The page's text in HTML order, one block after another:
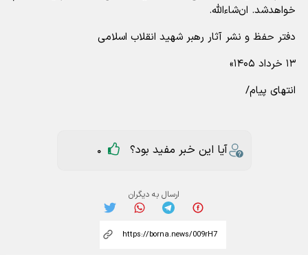
خواهدشد. ان‌شاء‌الله.
دفتر حفظ و نشر آثار رهبر شهید انقلاب اسلامی
۱۳ خرداد ۱۴۰۵»
انتهای پیام/
آیا این خبر مفید بود؟ 0
ارسال به دیگران